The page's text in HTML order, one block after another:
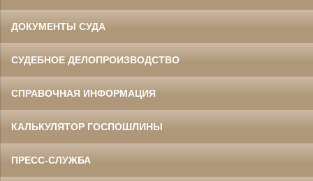
ДОКУМЕНТЫ СУДА
СУДЕБНОЕ ДЕЛОПРОИЗВОДСТВО
СПРАВОЧНАЯ ИНФОРМАЦИЯ
КАЛЬКУЛЯТОР ГОСПОШЛИНЫ
ПРЕСС-СЛУЖБА